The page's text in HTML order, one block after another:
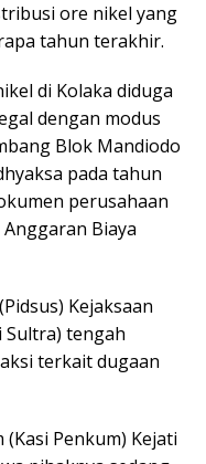
ore nikel yang
tahun terakhir.
di Kolaka diduga
dengan modus
Blok Mandiodo
pada tahun
perusahaan
Biaya
Kejaksaan
Sultra) tengah
terkait dugaan
Penkum) Kejati